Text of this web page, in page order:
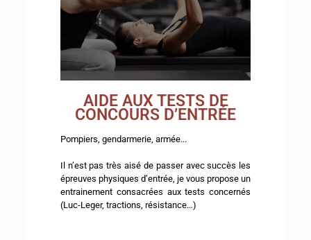
AIDE AUX TESTS DE
CONCOURS D’ENTRÉE
Pompiers, gendarmerie, armée...
Il n’est pas très aisé de passer avec succès les
épreuves physiques d’entrée, je vous propose un
entrainement consacrées aux tests concernés
(Luc-Leger, tractions, résistance…)